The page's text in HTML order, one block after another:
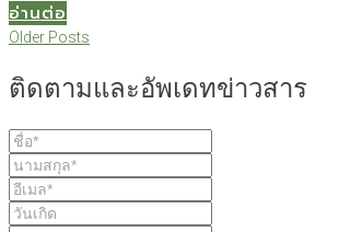
อ่านต่อ
แนะแนว
เรื่อง
Older
Older Posts
ติดตามและอัพเดทข่าวสาร